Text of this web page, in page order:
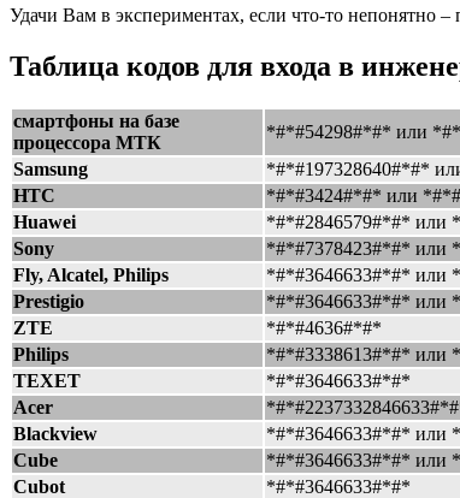
Удачи Вам в экспериментах, если что-то непонятно
Таблица кодов для входа в
смартфоны на базе
процессора МТК
*#*#54298#*#* или
Samsung
*#*#197328640#*#*
HTC
*#*#3424#*#* или
Huawei
*#*#2846579#*#* или
Sony
*#*#7378423#*#* или
Fly, Alcatel, Philips
*#*#3646633#*#* или
Prestigio
*#*#3646633#*#* или
ZTE
*#*#4636#*#*
Philips
*#*#3338613#*#* или
TEXET
*#*#3646633#*#*
Acer
Blackview
*#*#3646633#*#* или
Cube
*#*#3646633#*#* или
Cubot
*#*#3646633#*#*